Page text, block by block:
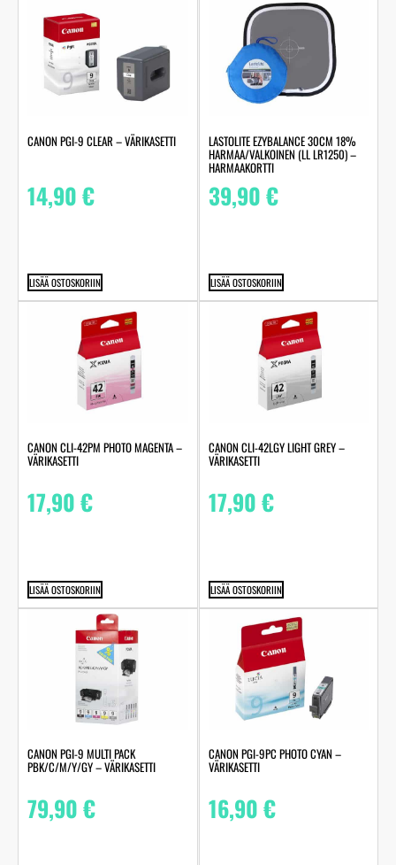
CANON PGI-9 CLEAR – VÄRIKASETTI
14,90€
LISÄÄ OSTOSKORIIN
LASTOLITE EZYBALANCE 30CM 18%
HARMAA/VALKOINEN (LL LR1250) –
HARMAAKORTTI
39,90€
LISÄÄ OSTOSKORIIN
CANON CLI-42PM PHOTO MAGENTA –
VÄRIKASETTI
17,90€
LISÄÄ OSTOSKORIIN
CANON CLI-42LGY LIGHT GREY –
VÄRIKASETTI
17,90€
LISÄÄ OSTOSKORIIN
CANON PGI-9 MULTI PACK
PBK/C/M/Y/GY – VÄRIKASETTI
79,90€
CANON PGI-9PC PHOTO CYAN –
VÄRIKASETTI
16,90€